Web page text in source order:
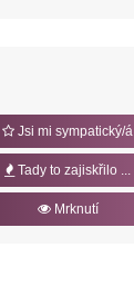
Jsi mi sympatický/á
Tady to zajiskřilo ...
Mrknutí